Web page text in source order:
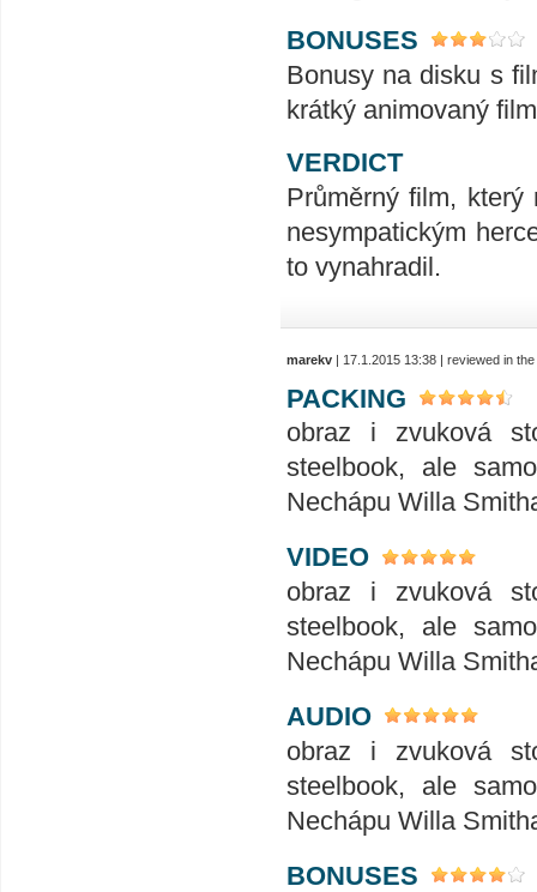
BONUSES
Bonusy na disku s
krátký animovaný
VERDICT
Průměrný film,
nesympatickým
to vynahradil.
marekv | 17.1.2015 13:38 | reviewed in
PACKING
obraz i zvuková
steelbook, ale
Nechápu Willa
VIDEO
obraz i zvuková
steelbook, ale
Nechápu Willa
AUDIO
obraz i zvuková
steelbook, ale
Nechápu Willa
BONUSES